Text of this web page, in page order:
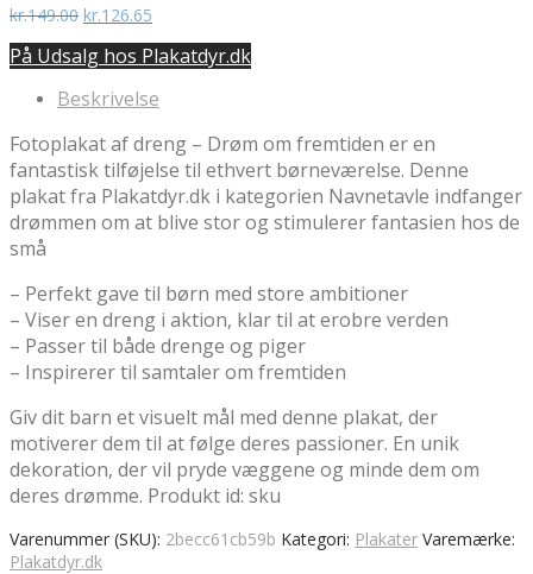
kr.149.00 Den
pris
kr.149.00.
kr.126.65
pris
kr.126.65.
På Udsalg hos Plakatdyr.dk
Beskrivelse
Fotoplakat af dreng – Drøm om fremtiden er en
fantastisk tilføjelse til ethvert børneværelse. Denne
plakat fra Plakatdyr.dk i kategorien Navnetavle indfanger
drømmen om at blive stor og stimulerer fantasien hos de
små
– Perfekt gave til børn med store ambitioner
– Viser en dreng i aktion, klar til at erobre verden
– Passer til både drenge og piger
– Inspirerer til samtaler om fremtiden
Giv dit barn et visuelt mål med denne plakat, der
motiverer dem til at følge deres passioner. En unik
dekoration, der vil pryde væggene og minde dem om
deres drømme. Produkt id: sku
Varenummer (SKU): 2becc61cb59b Kategori: Plakater Varemærke:
Plakatdyr.dk